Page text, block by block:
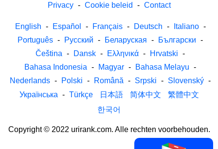
Privacy - Cookie beleid - Contact
English - Español - Français - Deutsch - Italiano -
Português - Русский - Беларуская - Български -
Čeština - Dansk - Ελληνικά - Hrvatski -
Bahasa Indonesia - Magyar - Bahasa Melayu -
Nederlands - Polski - Română - Srpski - Slovenský -
Українська - Türkçe 日本語 简体中文
繁體中文
한국어
Copyright © 2022 urirank.com. Alle rechten voorbehouden.